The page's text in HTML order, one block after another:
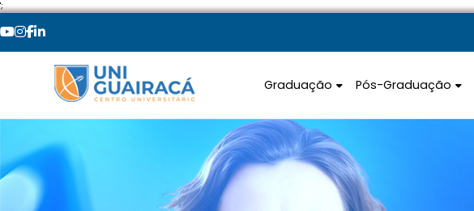
';
Graduação Pós-Graduação